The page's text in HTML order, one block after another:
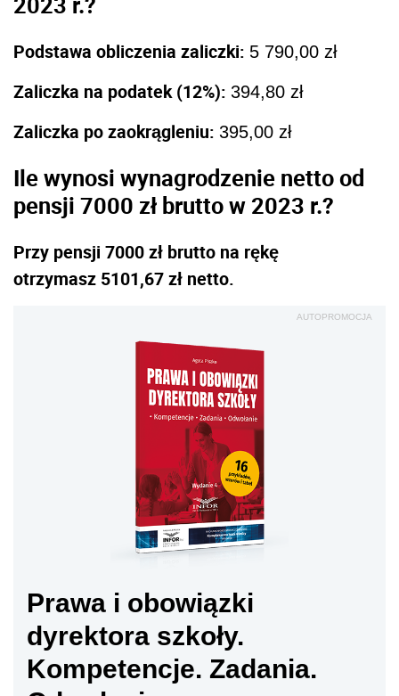
Podstawa obliczenia zaliczki: 5 790,00 zł
Zaliczka na podatek (12%): 394,80 zł
Zaliczka po zaokrągleniu: 395,00 zł
Ile wynosi wynagrodzenie netto od
pensji 7000 zł brutto w 2023 r.?
Przy pensji 7000 zł brutto na rękę
otrzymasz 5101,67 zł netto.
AUTOPROMOCJA
Prawa i obowiązki
dyrektora szkoły.
Kompetencje. Zadania.